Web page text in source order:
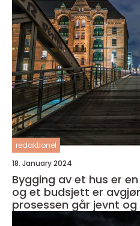
redaktionel
18. January 2024
Bygging av et hus er
og et budsjett er
prosessen går jevnt
under kontroll